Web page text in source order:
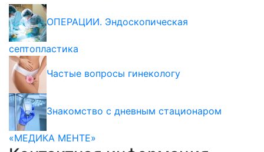
ОПЕРАЦИИ. Эндоскопическая
септопластика
Частые вопросы гинекологу
Знакомство с дневным стационаром
«МЕДИКА МЕНТЕ»